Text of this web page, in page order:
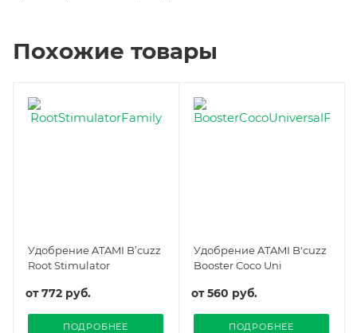
Похожие товары
Удобрение ATAMI B’cuzz
Root Stimulator
от772 руб.
ПОДРОБНЕЕ
Удобрение ATAMI B'cuzz
Booster Coco Uni
от560 руб.
ПОДРОБНЕЕ